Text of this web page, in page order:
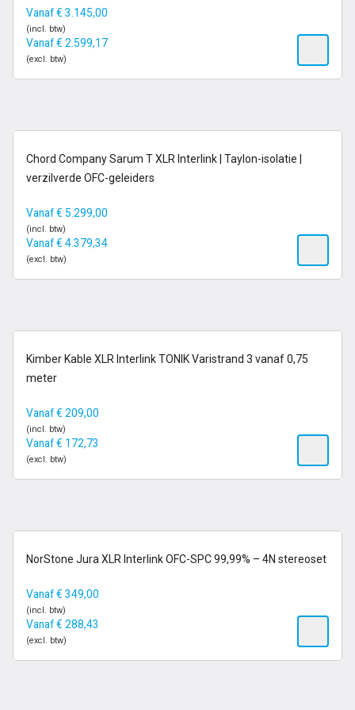
Vanaf€ 3.145,00
(incl. btw)
Vanaf€ 2.599,17
(excl. btw)
14-21 dagen
Chord Company Sarum T XLR Interlink | Taylon-isolatie |
verzilverde OFC-geleiders
Vanaf€ 5.299,00
(incl. btw)
Vanaf€ 4.379,34
(excl. btw)
op voorraad
Kimber Kable XLR Interlink TONIK Varistrand 3 vanaf 0,75
meter
Vanaf€ 209,00
(incl. btw)
Vanaf€ 172,73
(excl. btw)
op voorraad
NorStone Jura XLR Interlink OFC-SPC 99,99% – 4N stereoset
Vanaf€ 349,00
(incl. btw)
Vanaf€ 288,43
(excl. btw)